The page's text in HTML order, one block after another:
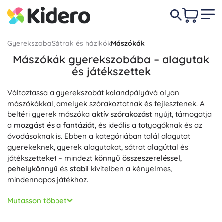
GyerekszobaSátrak és házikókMászókák
Mászókák gyerekszobába – alagutak
és játékszettek
Változtassa a gyerekszobát kalandpályává olyan
mászókákkal, amelyek szórakoztatnak és fejlesztenek. A
beltéri gyerek mászóka aktív szórakozást nyújt, támogatja
a mozgást és a fantáziát, és ideális a totyogóknak és az
óvodásoknak is. Ebben a kategóriában talál alagutat
gyerekeknek, gyerek alagutakat, sátrat alagúttal és
játékszetteket – mindezt könnyű összeszereléssel,
pehelykönnyű és stabil kivitelben a kényelmes,
mindennapos játékhoz.
A gyerek mászókák kellemes tapintású, tartós és gyakran
mosható anyagokból készülnek; a jól szellőző hálós
Mutasson többet